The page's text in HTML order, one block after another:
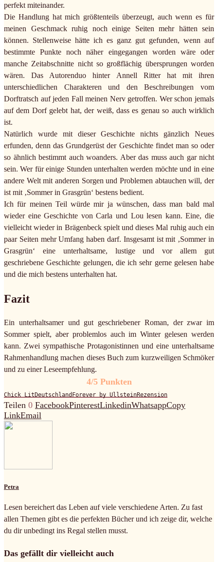
perfekt miteinander.
Die Handlung hat mich größtenteils überzeugt, auch wenn es für
meinen Geschmack ruhig noch einige Seiten mehr hätten sein
können. Stellenweise hätte ich es ganz gut gefunden, wenn auf
bestimmte Punkte noch näher eingegangen worden wäre oder
manche Zeitabschnitte nicht so großflächig übersprungen worden
wären. Das Autorenduo hinter Annell Ritter hat mit ihren
unterschiedlichen Charakteren und den Beschreibungen vom
Dorftratsch auf jeden Fall meinen Nerv getroffen. Wer schon jemals
auf dem Dorf gelebt hat, der weiß, dass es genau so auch wirklich
ist.
Natürlich wurde mit dieser Geschichte nichts gänzlich Neues
erfunden, denn das Grundgerüst der Geschichte findet man so oder
so ähnlich bestimmt auch woanders. Aber das muss auch gar nicht
sein. Wer für einige Stunden unterhalten werden möchte und in eine
andere Welt mit anderen Sorgen und Problemen abtauchen will, der
ist mit ‚Sommer in Grasgrün‘ bestens bedient.
Ich für meinen Teil würde mir ja wünschen, dass man bald mal
wieder eine Geschichte von Carla und Lou lesen kann. Eine, die
vielleicht wieder in Brägenbeck spielt und dieses Mal ruhig auch ein
paar Seiten mehr Umfang haben darf. Insgesamt ist mit ‚Sommer in
Grasgrün‘ eine unterhaltsame, lustige und vor allem gut
geschriebene Geschichte gelungen, die ich sehr gerne gelesen habe
und die mich bestens unterhalten hat.
Fazit
Ein unterhaltsamer und gut geschriebener Roman, der zwar im
Sommer spielt, aber problemlos auch im Winter gelesen werden
kann. Zwei sympathische Protagonistinnen und eine unterhaltsame
Rahmenhandlung machen dieses Buch zum kurzweiligen Schmöker
und zu einer Leseempfehlung.
4/5 Punkten
Chick Lit Deutschland Forever by UllsteinRezension
Teilen 0 FacebookPinterestLinkedinWhatsappCopy
LinkEmail
Petra
Lesen bereichert das Leben auf viele verschiedene Arten. Zu fast
allen Themen gibt es die perfekten Bücher und ich zeige dir, welche
du dir unbedingt ins Regal stellen musst.
Das gefällt dir vielleicht auch